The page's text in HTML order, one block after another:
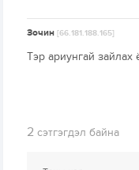
Зочин[66.181.188.165]
Тэр ариунгай зайлах
2 сэтгэгдэл байна